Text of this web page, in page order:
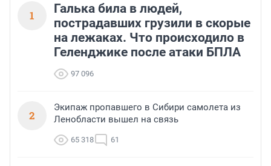
1
Галька била в людей,
пострадавших грузили в скорые
на лежаках. Что происходило в
Геленджике после атаки БПЛА
97 096
2
Экипаж пропавшего в Сибири самолета из
Ленобласти вышел на связь
65 318 61